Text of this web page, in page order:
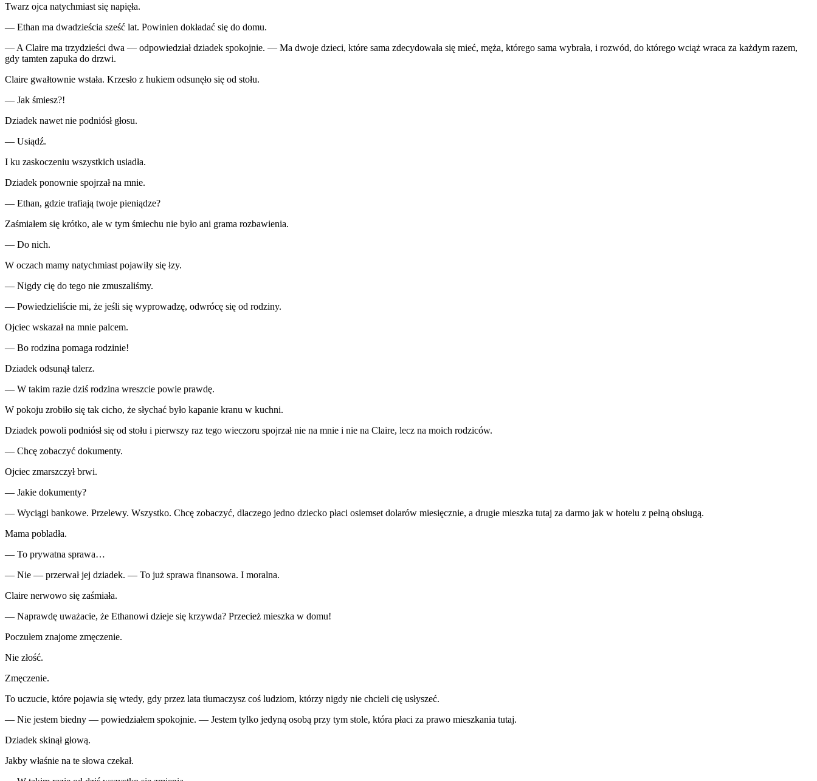
Twarz ojca natychmiast się napięła.
— Ethan ma dwadzieścia sześć lat. Powinien dokładać się do domu.
— A Claire ma trzydzieści dwa — odpowiedział dziadek spokojnie. — Ma dwoje dzieci, które sama zdecydowała się mieć, męża, którego sama wybrała, i rozwód, do którego wciąż wraca za każdym razem,
gdy tamten zapuka do drzwi.
Claire gwałtownie wstała. Krzesło z hukiem odsunęło się od stołu.
— Jak śmiesz?!
Dziadek nawet nie podniósł głosu.
— Usiądź.
I ku zaskoczeniu wszystkich usiadła.
Dziadek ponownie spojrzał na mnie.
— Ethan, gdzie trafiają twoje pieniądze?
Zaśmiałem się krótko, ale w tym śmiechu nie było ani grama rozbawienia.
— Do nich.
W oczach mamy natychmiast pojawiły się łzy.
— Nigdy cię do tego nie zmuszaliśmy.
— Powiedzieliście mi, że jeśli się wyprowadzę, odwrócę się od rodziny.
Ojciec wskazał na mnie palcem.
— Bo rodzina pomaga rodzinie!
Dziadek odsunął talerz.
— W takim razie dziś rodzina wreszcie powie prawdę.
W pokoju zrobiło się tak cicho, że słychać było kapanie kranu w kuchni.
Dziadek powoli podniósł się od stołu i pierwszy raz tego wieczoru spojrzał nie na mnie i nie na Claire, lecz na moich rodziców.
— Chcę zobaczyć dokumenty.
Ojciec zmarszczył brwi.
— Jakie dokumenty?
— Wyciągi bankowe. Przelewy. Wszystko. Chcę zobaczyć, dlaczego jedno dziecko płaci osiemset dolarów miesięcznie, a drugie mieszka tutaj za darmo jak w hotelu z pełną obsługą.
Mama pobladła.
— To prywatna sprawa…
— Nie — przerwał jej dziadek. — To już sprawa finansowa. I moralna.
Claire nerwowo się zaśmiała.
— Naprawdę uważacie, że Ethanowi dzieje się krzywda? Przecież mieszka w domu!
Poczułem znajome zmęczenie.
Nie złość.
Zmęczenie.
To uczucie, które pojawia się wtedy, gdy przez lata tłumaczysz coś ludziom, którzy nigdy nie chcieli cię usłyszeć.
— Nie jestem biedny — powiedziałem spokojnie. — Jestem tylko jedyną osobą przy tym stole, która płaci za prawo mieszkania tutaj.
Dziadek skinął głową.
Jakby właśnie na te słowa czekał.